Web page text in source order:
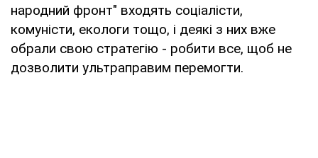
народний фронт" входять соціалісти,
комуністи, екологи тощо, і деякі з них вже
обрали свою стратегію - робити все, щоб не
дозволити ультраправим перемогти.